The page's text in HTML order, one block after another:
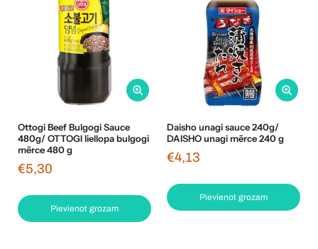
Ottogi Beef Bulgogi Sauce
480g/ OTTOGI liellopa bulgogi
mērce 480 g
€5,30
Pievienot grozam
Daisho unagi sauce 240g/
DAISHO unagi mērce 240 g
€4,13
Pievienot grozam